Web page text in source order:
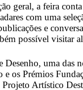
geral, a feira
com uma
e
possível visitar
uma das
e os Prémios
Artístico